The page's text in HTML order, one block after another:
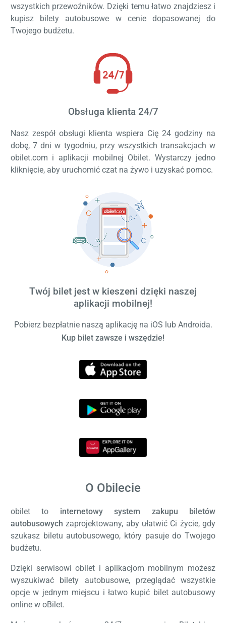
wszystkich przewoźników. Dzięki temu łatwo znajdziesz i
kupisz bilety autobusowe w cenie dopasowanej do
Twojego budżetu.
Obsługa klienta 24/7
Nasz zespół obsługi klienta wspiera Cię 24 godziny na
dobę, 7 dni w tygodniu, przy wszystkich transakcjach w
obilet.com i aplikacji mobilnej Obilet. Wystarczy jedno
kliknięcie, aby uruchomić czat na żywo i uzyskać pomoc.
Twój bilet jest w kieszeni dzięki naszej
aplikacji mobilnej!
Pobierz bezpłatnie naszą aplikację na iOS lub Androida.
Kup bilet zawsze i wszędzie!
O Obilecie
obilet to internetowy system zakupu biletów
autobusowych zaprojektowany, aby ułatwić Ci życie, gdy
szukasz biletu autobusowego, który pasuje do Twojego
budżetu.
Dzięki serwisowi obilet i aplikacjom mobilnym możesz
wyszukiwać bilety autobusowe, przeglądać wszystkie
opcje w jednym miejscu i łatwo kupić bilet autobusowy
online w oBilet.